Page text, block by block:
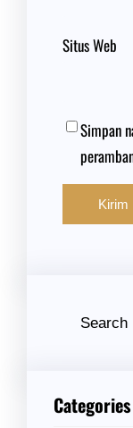
Situs Web
Simpan
Categories